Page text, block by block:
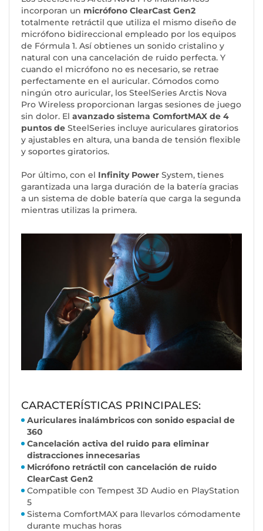
incorporan un micrófono ClearCast Gen2
totalmente retráctil que utiliza el mismo diseño de
micrófono bidireccional empleado por los equipos
de Fórmula 1. Así obtienes un sonido cristalino y
natural con una cancelación de ruido perfecta. Y
cuando el micrófono no es necesario, se retrae
perfectamente en el auricular. Cómodos como
ningún otro auricular, los SteelSeries Arctis Nova
Pro Wireless proporcionan largas sesiones de juego
sin dolor. El avanzado sistema ComfortMAX de 4
puntos de SteelSeries incluye auriculares giratorios
y ajustables en altura, una banda de tensión flexible
y soportes giratorios.
Por último, con el Infinity Power System, tienes
garantizada una larga duración de la batería gracias
a un sistema de doble batería que carga la segunda
mientras utilizas la primera.
CARACTERÍSTICAS PRINCIPALES:
Auriculares inalámbricos con sonido espacial de
360
Cancelación activa del ruido para eliminar
distracciones innecesarias
Micrófono retráctil con cancelación de ruido
ClearCast Gen2
Compatible con Tempest 3D Audio en PlayStation
5
Sistema ComfortMAX para llevarlos cómodamente
durante muchas horas